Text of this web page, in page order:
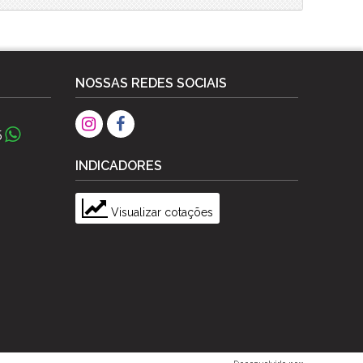
NOSSAS REDES SOCIAIS
INDICADORES
Visualizar cotações